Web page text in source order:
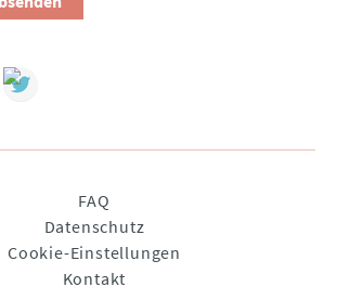
Mail
FAQ
Datenschutz
Cookie-Einstellungen
Kontakt